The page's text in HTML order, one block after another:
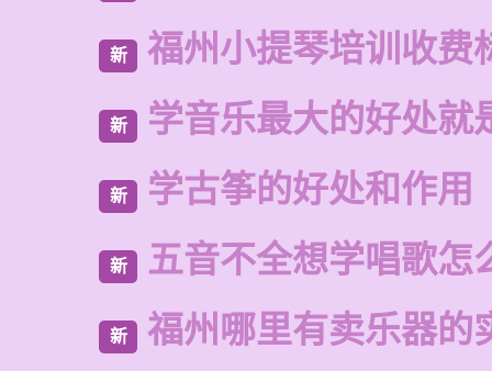
新 福州小提琴培训收费
新 学音乐最大的好处就
新 学古筝的好处和作用
新 五音不全想学唱歌怎
新 福州哪里有卖乐器的